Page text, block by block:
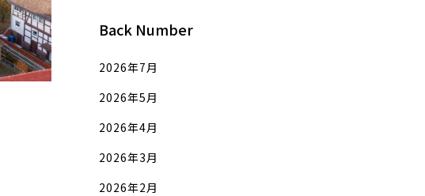
Back Number
2026年7月
2026年5月
2026年4月
2026年3月
2026年2月